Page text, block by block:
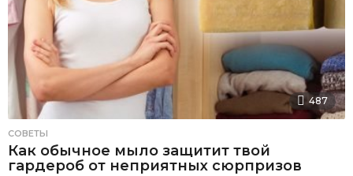
487
СОВЕТЫ
Как обычное мыло защитит твой
гардероб от неприятных сюрпризов